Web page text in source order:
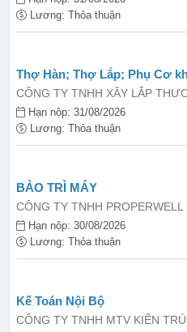
Lương: Thỏa thuận
Thợ Hàn; Thợ Lắp; Phụ Cơ
CÔNG TY TNHH XÂY LẮP
Hạn nộp: 31/08/2026
Lương: Thỏa thuận
BẢO TRÌ MÁY
CÔNG TY TNHH PROPERWELL
Hạn nộp: 30/08/2026
Lương: Thỏa thuận
Kế Toán Nội Bộ
CÔNG TY TNHH MTV KIẾN